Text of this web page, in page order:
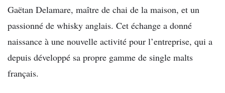
Gaëtan Delamare, maître de chai de la maison, et un
passionné de whisky anglais. Cet échange a donné
naissance à une nouvelle activité pour l’entreprise, qui a
depuis développé sa propre gamme de single malts
français.